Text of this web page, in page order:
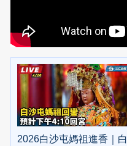
2026白沙屯媽祖進香｜白